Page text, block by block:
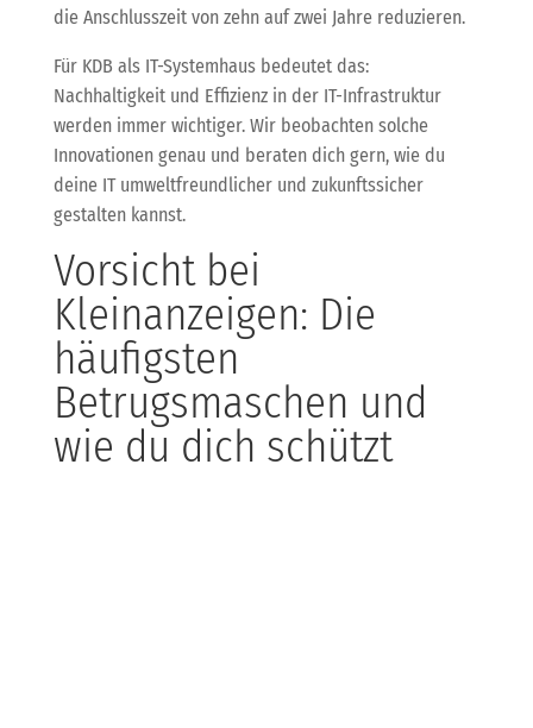
die Anschlusszeit von zehn auf zwei Jahre reduzieren.
Für KDB als IT-Systemhaus bedeutet das:
Nachhaltigkeit und Effizienz in der IT-Infrastruktur
werden immer wichtiger. Wir beobachten solche
Innovationen genau und beraten dich gern, wie du
deine IT umweltfreundlicher und zukunftssicher
gestalten kannst.
Vorsicht bei
Kleinanzeigen: Die
häufigsten
Betrugsmaschen und
wie du dich schützt